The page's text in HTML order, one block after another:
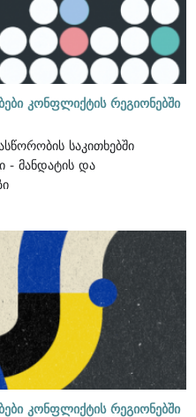
კონფლიქტის რეგიონებში
საკითხებში
- მანდატის და
კონფლიქტის რეგიონებში